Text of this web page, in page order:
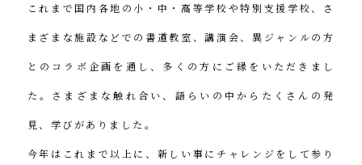
これまで国内各地の小・中・高等学校や特別支援学校、さ
まざまな施設などでの書道教室、講演会、異ジャンルの方
とのコラボ企画を通し、多くの方にご縁をいただきまし
た。さまざまな触れ合い、語らいの中からたくさんの発
見、学びがありました。
今年はこれまで以上に、新しい事にチャレンジをして参り